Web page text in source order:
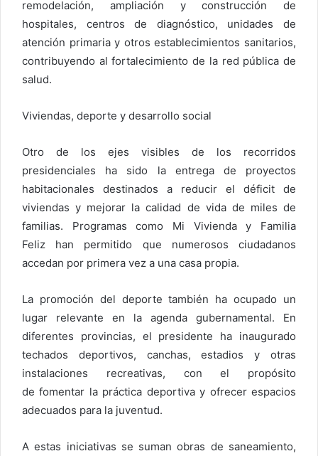
remodelación, ampliación y construcción de
hospitales, centros de diagnóstico, unidades de
atención primaria y otros establecimientos sanitarios,
contribuyendo al fortalecimiento de la red pública de
salud.
Viviendas, deporte y desarrollo social
Otro de los ejes visibles de los recorridos
presidenciales ha sido la entrega de proyectos
habitacionales destinados a reducir el déficit de
viviendas y mejorar la calidad de vida de miles de
familias. Programas como Mi Vivienda y Familia
Feliz han permitido que numerosos ciudadanos
accedan por primera vez a una casa propia.
La promoción del deporte también ha ocupado un
lugar relevante en la agenda gubernamental. En
diferentes provincias, el presidente ha inaugurado
techados deportivos, canchas, estadios y otras
instalaciones recreativas, con el propósito
de fomentar la práctica deportiva y ofrecer espacios
adecuados para la juventud.
A estas iniciativas se suman obras de saneamiento,